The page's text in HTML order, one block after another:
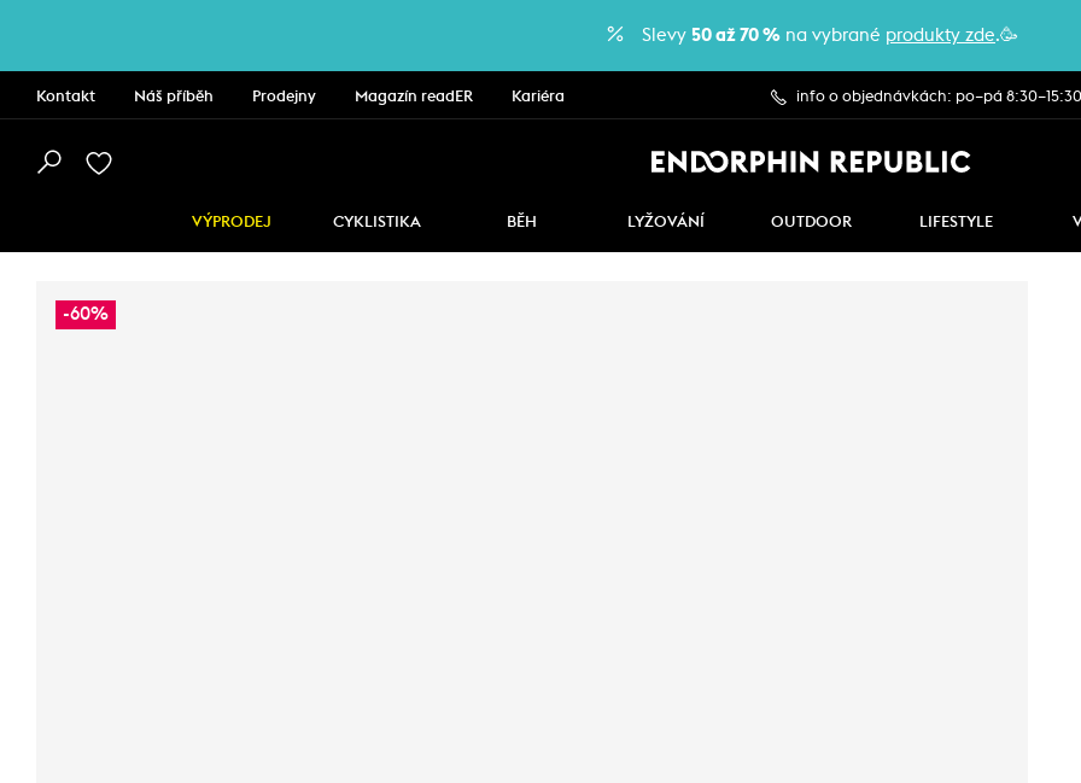
Slevy 50 až 70 % na vybrané produkty zde.🥳
Kontakt Náš příběh Prodejny Magazín readER Kariéra info o objednávkách: po–pá 8:30–15:30
VÝPRODEJ CYKLISTIKA BĚH LYŽOVÁNÍ OUTDOOR LIFESTYLE
-60%